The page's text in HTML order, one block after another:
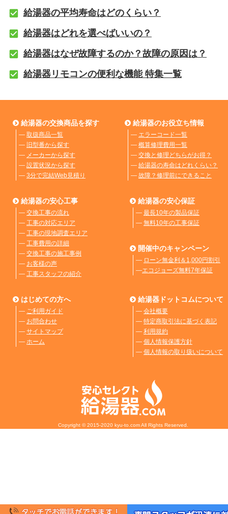
給湯器の平均寿命はどのくらい？
給湯器はどれを選べばいいの？
給湯器はなぜ故障するのか？故障の原因は？
給湯器リモコンの便利な機能 特集一覧
給湯器の交換商品を探す
― 取扱商品一覧
― 旧型番から探す
― メーカーから探す
― 設置状況から探す
― 3分で完結Web見積り
給湯器のお役立ち情報
― エラーコード一覧
― 概算修理費用一覧
― 交換と修理どちらがお得？
― 給湯器の寿命はどれくらい？
― 故障？修理前にできること
給湯器の安心工事
― 交換工事の流れ
― 工事の対応エリア
― 工事の現地調査エリア
― 工事費用の詳細
― 交換工事の施工事例
― お客様の声
― 工事スタッフの紹介
給湯器の安心保証
― 最長10年の製品保証
― 無料10年の工事保証
開催中のキャンペーン
― ローン無金利＆1,000円割引
―エコジョーズ無料7年保証
はじめての方へ
― ご利用ガイド
― お問合わせ
― サイトマップ
― ホーム
給湯器ドットコムについて
― 会社概要
― 特定商取引法に基づく表記
― 利用規約
― 個人情報保護方針
― 個人情報の取り扱いについて
Copyright © 2015-2020 kyu-to.com All Rights Reserved.